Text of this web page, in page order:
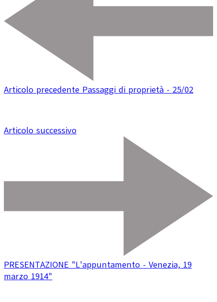
Articolo precedente Passaggi di proprietà - 25/02
Articolo successivo
PRESENTAZIONE "L'appuntamento - Venezia, 19
marzo 1914"